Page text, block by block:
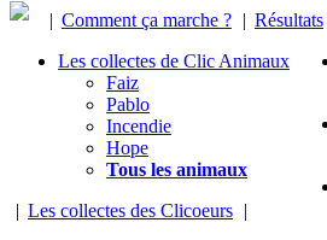
| Comment ça marche ? | Résultats
Les collectes de Clic Animaux
Faiz
Pablo
Incendie
Hope
Tous les animaux
| Les collectes des Clicoeurs |